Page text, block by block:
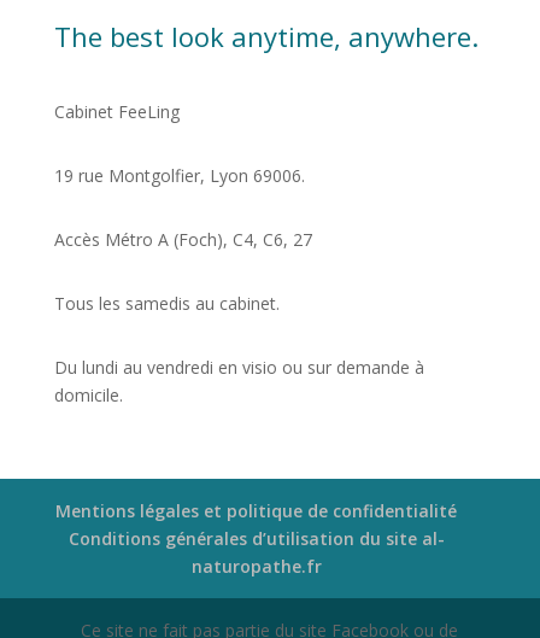
The best look anytime, anywhere.
Cabinet FeeLing
19 rue Montgolfier, Lyon 69006.
Accès Métro A (Foch), C4, C6, 27
Tous les samedis au cabinet.
Du lundi au vendredi en visio ou sur demande à
domicile.
Mentions légales et politique de confidentialité
Conditions générales d’utilisation du site al-
naturopathe.fr
Ce site ne fait pas partie du site Facebook ou de